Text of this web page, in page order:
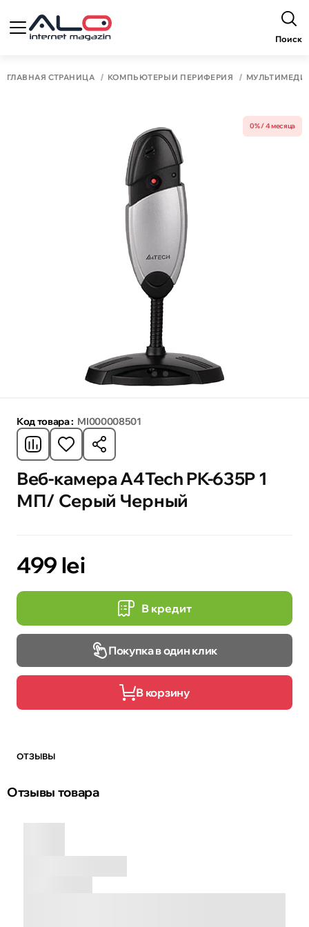
Поиск
ГЛАВНАЯ СТРАНИЦА КОМПЬЮТЕРЫ И ПЕРИФЕРИЯ
0% / 4 месяца
Код товара : MI000008501
Веб-камера A4Tech PK-635P 1
МП/ Серый Черный
499 lei
В кредит
Покупка в один клик
В корзину
ОТЗЫВЫ
Отзывы товара